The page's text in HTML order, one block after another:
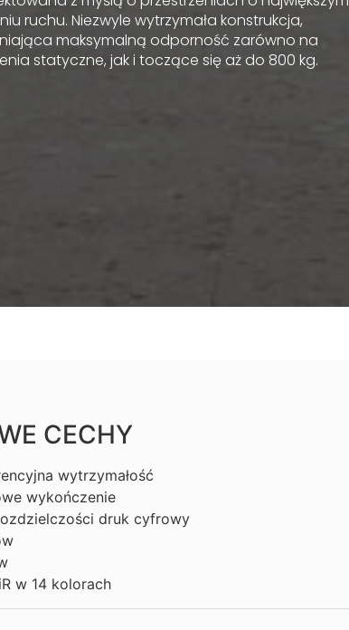
ruchu. Niezwyle wytrzymała konstrukcja,
maksymalną odporność zarówno na
statyczne, jak i toczące się aż do 800 kg.
CECHY
wytrzymałość
wykończenie
druk cyfrowy
w 14 kolorach